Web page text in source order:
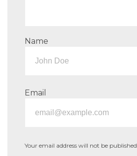
Name
Email
Your email address will not be published.